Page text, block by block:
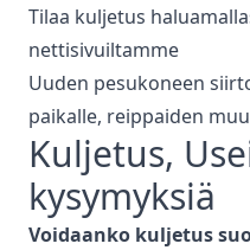
Tilaa kuljetus
nettisivuiltamme
Uuden pesukoneen
paikalle, reippaiden
Kuljetus,
kysymyksiä
Voidaanko kuljetus